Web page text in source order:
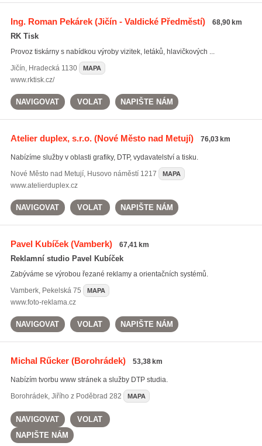
Ing. Roman Pekárek(Jičín - Valdické Předměstí) 68,90 km
RK Tisk
Provoz tiskárny s nabídkou výroby vizitek, letáků, hlavičkových ...
Jičín, Hradecká 1130 MAPA
www.rktisk.cz/
NAVIGOVAT VOLAT NAPIŠTE NÁM
Atelier duplex, s.r.o.(Nové Město nad Metují) 76,03 km
Nabízíme služby v oblasti grafiky, DTP, vydavatelství a tisku.
Nové Město nad Metují, Husovo náměstí 1217 MAPA
www.atelierduplex.cz
NAVIGOVAT VOLAT NAPIŠTE NÁM
Pavel Kubíček(Vamberk) 67,41 km
Reklamní studio Pavel Kubíček
Zabýváme se výrobou řezané reklamy a orientačních systémů.
Vamberk, Pekelská 75 MAPA
www.foto-reklama.cz
NAVIGOVAT VOLAT NAPIŠTE NÁM
Michal Rűcker(Borohrádek) 53,38 km
Nabízím tvorbu www stránek a služby DTP studia.
Borohrádek, Jiřího z Poděbrad 282 MAPA
NAVIGOVAT
VOLAT
NAPIŠTE NÁM